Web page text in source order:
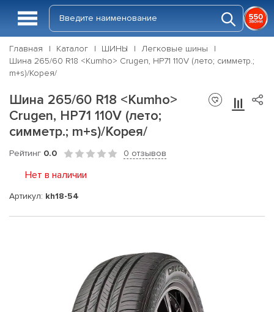
Главная Каталог ШИНЫ
Легковые шины
Шина 265/60 R18 <Kumho> Crugen, HP71 110V (лето; симметр.;
m+s)/Корея/
Шина 265/60 R18 <Kumho>
Crugen, HP71 110V (лето;
симметр.; m+s)/Корея/
Рейтинг 0.0 0 отзывов
Нет в наличии
Артикул: kh18-54